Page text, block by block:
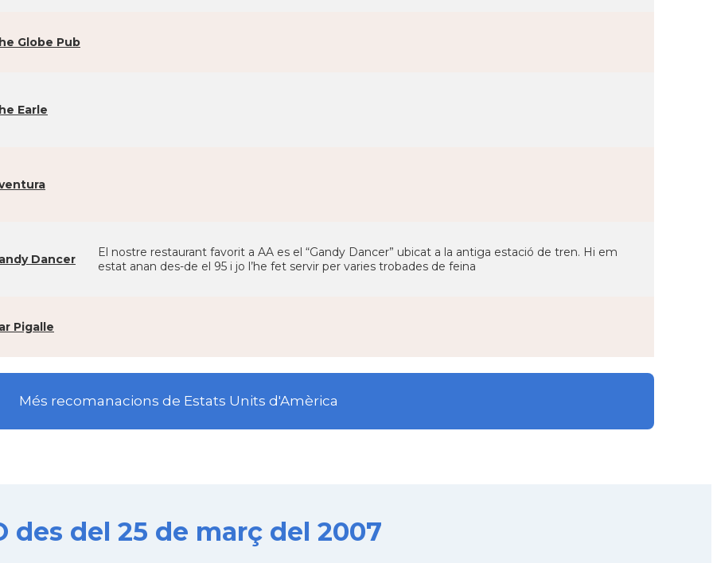
Globe Pub
Earle
Dancer
El nostre restaurant favorit a AA es el “Gandy Dancer” ubicat a la antiga estació de tren. Hi em
estat anan des-de el 95 i jo l’he fet servir per varies trobades de feina
Pigalle
Més recomanacions de Estats Units d'Amèrica
des del 25 de març del 2007